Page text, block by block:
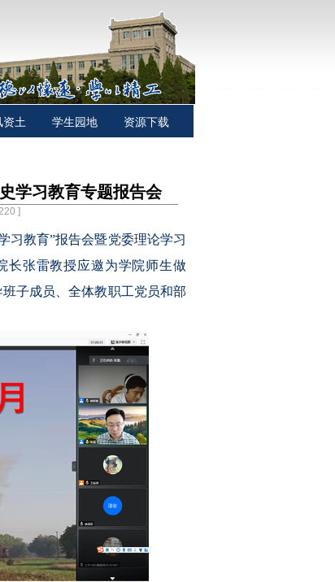
资土 学生园地 资源下载
学习教育专题报告会
]
习教育”报告会暨党委理论学习
长张雷教授应邀为学院师生做
子成员、全体教职工党员和部